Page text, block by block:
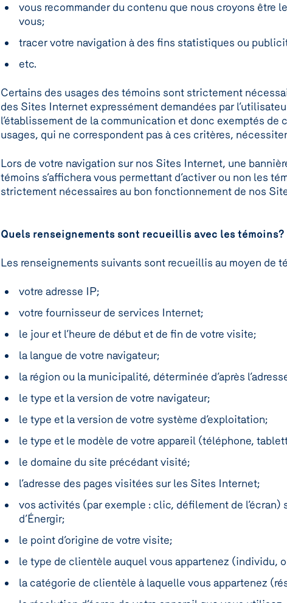
vous recommander du contenu que nous croyons être
vous;
tracer votre navigation à des fins statistiques ou
etc.
Certains des usages des témoins sont strictement
des Sites Internet expressément demandées par
l’établissement de la communication et donc exemptés de
usages, qui ne correspondent pas à ces critères,
Lors de votre navigation sur nos Sites Internet, une
témoins s’affichera vous permettant d’activer ou non les
strictement nécessaires au bon fonctionnement de nos
Quels renseignements sont recueillis avec les témoins?
Les renseignements suivants sont recueillis au moyen de
votre adresse IP;
votre fournisseur de services Internet;
le jour et l’heure de début et de fin de votre visite;
la langue de votre navigateur;
la région ou la municipalité, déterminée d’après
le type et la version de votre navigateur;
le type et la version de votre système d’exploitation;
le type et le modèle de votre appareil (téléphone,
le domaine du site précédant visité;
l’adresse des pages visitées sur les Sites Internet;
vos activités (par exemple : clic, défilement de
d’Énergir;
le point d’origine de votre visite;
le type de clientèle auquel vous appartenez (individu,
la catégorie de clientèle à laquelle vous appartenez